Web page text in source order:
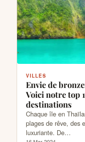
VILLES
Envie de
Voici notre top
destinations
Chaque île en
plages de rêve, des
luxuriante. De…